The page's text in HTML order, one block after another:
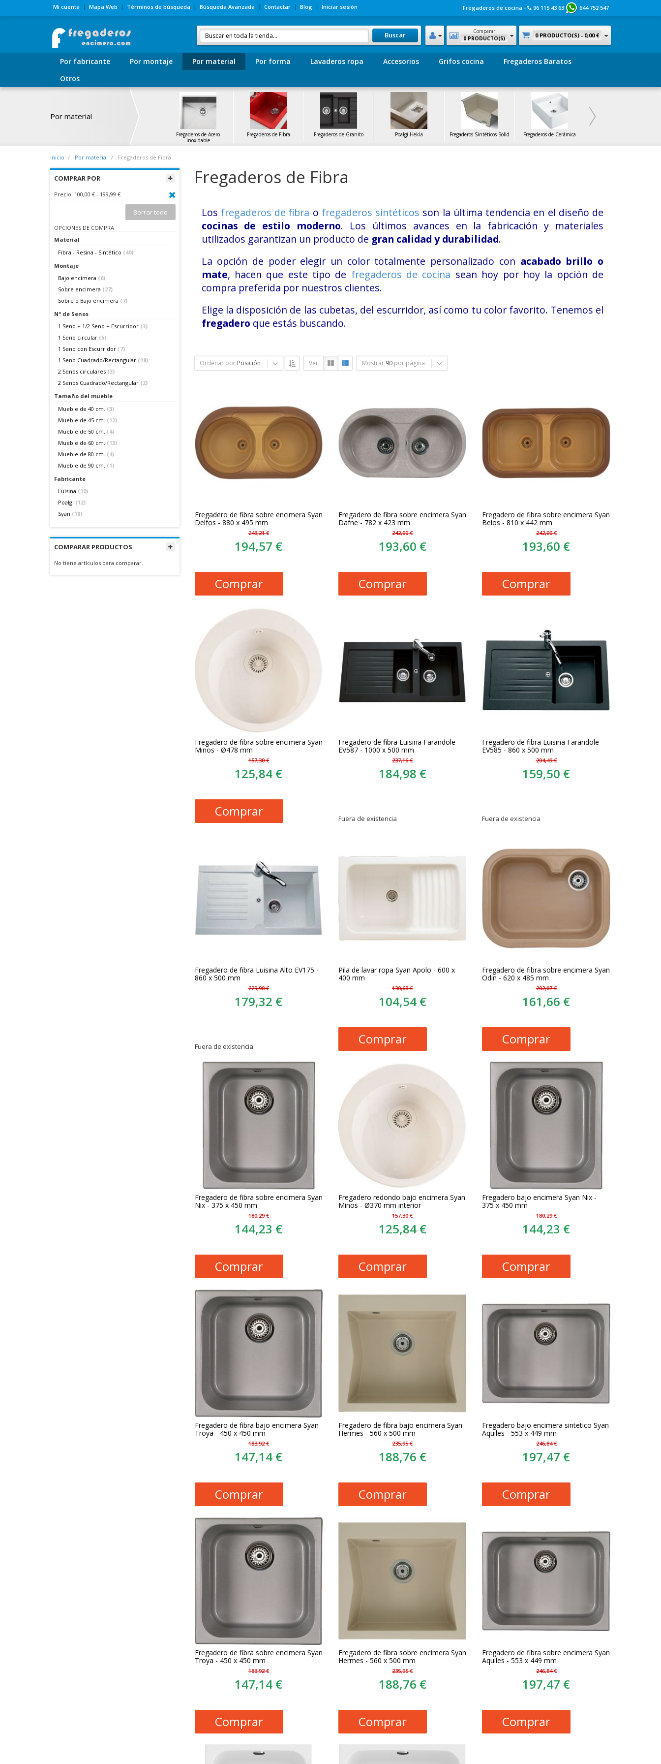
Mi cuenta Mapa Web Términos de búsqueda Búsqueda Avanzada Contactar Blog Iniciar sesión Fregaderos de cocina - 96 115 43 63 644 752 547
0 PRODUCTO(S) - 0,00 €
Comparar
0 PRODUCTO(S)
Buscar
Por fabricante Por montaje Por material Por forma Lavaderos ropa Accesorios Grifos cocina
Fregaderos Baratos
Otros
Por material
Fregaderos de Acero
inoxidable
Fregaderos de Fibra Fregaderos de Granito Poalgi Hekla Fregaderos Sintéticos Solid Fregaderos de Cerámica
Inicio Por material Fregaderos de Fibra
COMPRAR POR
Precio: 100,00 € - 199,99 €
Borrar todo
OPCIONES DE COMPRA
Material
Fibra - Resina - Sintético (40)
Montaje
Bajo encimera (6)
Sobre encimera (27)
Sobre ó Bajo encimera (7)
Nº de Senos
1 Seno + 1/2 Seno + Escurridor (3)
1 Seno circular (5)
1 Seno con Escurridor (7)
1 Seno Cuadrado/Rectangular (18)
2 Senos circulares (3)
2 Senos Cuadrado/Rectangular (2)
Tamaño del mueble
Mueble de 40 cm. (3)
Mueble de 45 cm. (12)
Mueble de 50 cm. (4)
Mueble de 60 cm. (13)
Mueble de 80 cm. (4)
Mueble de 90 cm. (1)
Fabricante
Luisina (10)
Poalgi (12)
Syan (18)
COMPARAR PRODUCTOS
No tiene artículos para comparar.
Fregaderos de Fibra
Los fregaderos de fibra o fregaderos sintéticos son la última tendencia en el diseño de
cocinas de estilo moderno. Los últimos avances en la fabricación y materiales
utilizados garantizan un producto de gran calidad y durabilidad.
La opción de poder elegir un color totalmente personalizado con acabado brillo o
mate, hacen que este tipo de fregaderos de cocina sean hoy por hoy la opción de
compra preferida por nuestros clientes.
Elige la disposición de las cubetas, del escurridor, así como tu color favorito. Tenemos el
fregadero que estás buscando.
Ordenar por Posición Ver Mostrar 90 por página
Fregadero de fibra sobre encimera Syan
Delfos - 880 x 495 mm
243,21 €
194,57 €
Comprar
Fregadero de fibra sobre encimera Syan
Dafne - 782 x 423 mm
242,00 €
193,60 €
Comprar
Fregadero de fibra sobre encimera Syan
Belos - 810 x 442 mm
242,00 €
193,60 €
Comprar
Fregadero de fibra sobre encimera Syan
Minos - Ø478 mm
157,30 €
125,84 €
Comprar
Fregadero de fibra Luisina Farandole
EV587 - 1000 x 500 mm
237,16 €
184,98 €
Fuera de existencia
Fregadero de fibra Luisina Farandole
EV585 - 860 x 500 mm
204,49 €
159,50 €
Fuera de existencia
Fregadero de fibra Luisina Alto EV175 -
860 x 500 mm
229,90 €
179,32 €
Fuera de existencia
Pila de lavar ropa Syan Apolo - 600 x
400 mm
130,68 €
104,54 €
Comprar
Fregadero de fibra sobre encimera Syan
Odin - 620 x 485 mm
202,07 €
161,66 €
Comprar
Fregadero de fibra sobre encimera Syan
Nix - 375 x 450 mm
180,29 €
144,23 €
Comprar
Fregadero redondo bajo encimera Syan
Minos - Ø370 mm interior
157,30 €
125,84 €
Comprar
Fregadero bajo encimera Syan Nix -
375 x 450 mm
180,29 €
144,23 €
Comprar
Fregadero de fibra bajo encimera Syan
Troya - 450 x 450 mm
183,92 €
147,14 €
Comprar
Fregadero de fibra bajo encimera Syan
Hermes - 560 x 500 mm
235,95 €
188,76 €
Comprar
Fregadero bajo encimera sintetico Syan
Aquiles - 553 x 449 mm
246,84 €
197,47 €
Comprar
Fregadero de fibra sobre encimera Syan
Troya - 450 x 450 mm
183,92 €
147,14 €
Comprar
Fregadero de fibra sobre encimera Syan
Hermes - 560 x 500 mm
235,95 €
188,76 €
Comprar
Fregadero de fibra sobre encimera Syan
Aquiles - 553 x 449 mm
246,84 €
197,47 €
Comprar